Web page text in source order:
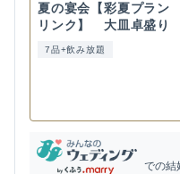
夏の宴会【彩夏プラン
リンク】 大皿卓盛り
7品+飲み放題
での結